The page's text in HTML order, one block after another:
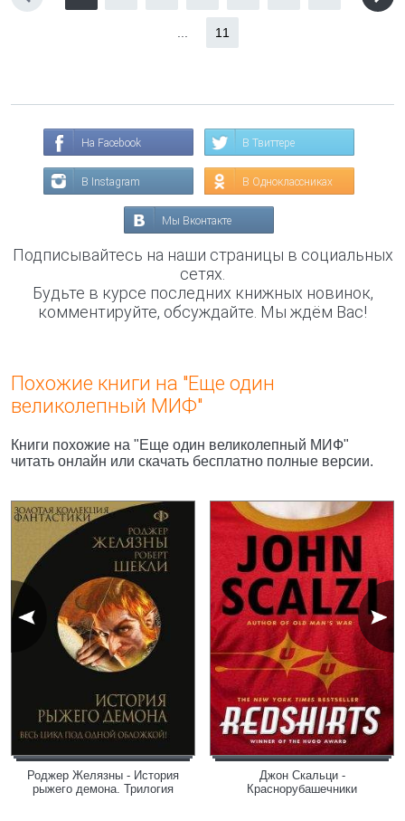
11
На Facebook В Твиттере
В Instagram В Одноклассниках
Мы Вконтакте
Подписывайтесь на наши страницы в социальных
сетях.
Будьте в курсе последних книжных новинок,
комментируйте, обсуждайте. Мы ждём Вас!
Похожие книги на "Еще один
великолепный МИФ"
Книги похожие на "Еще один великолепный МИФ"
читать онлайн или скачать бесплатно полные версии.
Роджер Желязны - История
рыжего демона. Трилогия
Джон Скальци -
Краснорубашечники